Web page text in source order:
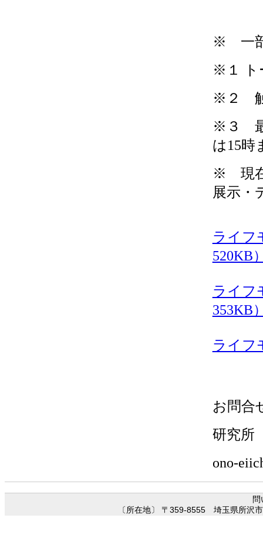
※ 一部
※１ ト
※２ 触
※３ 最
は15時
※ 現在
展示・
ライフ
520KB
ライフ
353KB
ライフ
お問合
研究所
ono-
〔所在地〕 〒359-8555 埼玉県所沢